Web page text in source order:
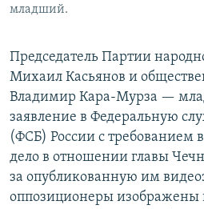
младший.
Председатель Партии
Михаил Касьянов и
Владимир Кара-Мурза —
заявление в Федеральную
(ФСБ) России с требованием
дело в отношении главы
за опубликованную им
оппозиционеры изображены